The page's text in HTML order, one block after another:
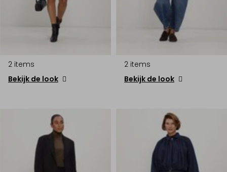
2 items
Bekijk de look
2 items
Bekijk de look